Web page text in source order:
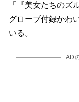
「『美女たちのズ
グローブ付録かわ
いる。
AD